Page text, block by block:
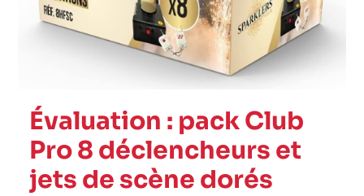
Évaluation : pack Club
Pro 8 déclencheurs et
jets de scène dorés